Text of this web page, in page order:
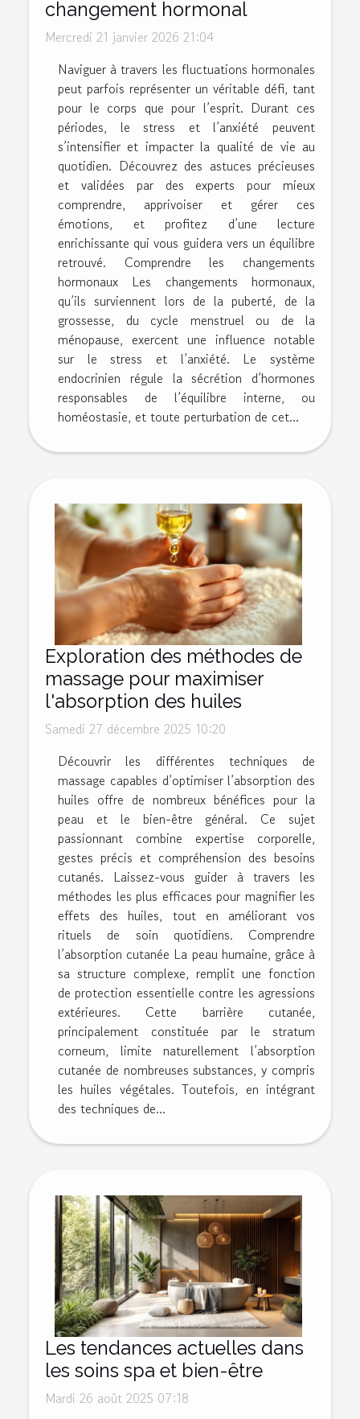
changement hormonal
Mercredi 21 janvier 2026 21:04
Naviguer à travers les fluctuations hormonales
peut parfois représenter un véritable défi, tant
pour le corps que pour l’esprit. Durant ces
périodes, le stress et l’anxiété peuvent
s’intensifier et impacter la qualité de vie au
quotidien. Découvrez des astuces précieuses
et validées par des experts pour mieux
comprendre, apprivoiser et gérer ces
émotions, et profitez d’une lecture
enrichissante qui vous guidera vers un équilibre
retrouvé. Comprendre les changements
hormonaux Les changements hormonaux,
qu’ils surviennent lors de la puberté, de la
grossesse, du cycle menstruel ou de la
ménopause, exercent une influence notable
sur le stress et l’anxiété. Le système
endocrinien régule la sécrétion d’hormones
responsables de l’équilibre interne, ou
homéostasie, et toute perturbation de cet...
Exploration des méthodes de
massage pour maximiser
l'absorption des huiles
Samedi 27 décembre 2025 10:20
Découvrir les différentes techniques de
massage capables d’optimiser l’absorption des
huiles offre de nombreux bénéfices pour la
peau et le bien-être général. Ce sujet
passionnant combine expertise corporelle,
gestes précis et compréhension des besoins
cutanés. Laissez-vous guider à travers les
méthodes les plus efficaces pour magnifier les
effets des huiles, tout en améliorant vos
rituels de soin quotidiens. Comprendre
l’absorption cutanée La peau humaine, grâce à
sa structure complexe, remplit une fonction
de protection essentielle contre les agressions
extérieures. Cette barrière cutanée,
principalement constituée par le stratum
corneum, limite naturellement l’absorption
cutanée de nombreuses substances, y compris
les huiles végétales. Toutefois, en intégrant
des techniques de...
Les tendances actuelles dans
les soins spa et bien-être
Mardi 26 août 2025 07:18